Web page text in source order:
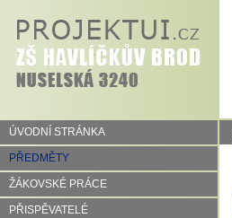
ÚVODNÍ STRÁNKA
PŘEDMĚTY
ŽÁKOVSKÉ PRÁCE
PŘISPĚVATELÉ